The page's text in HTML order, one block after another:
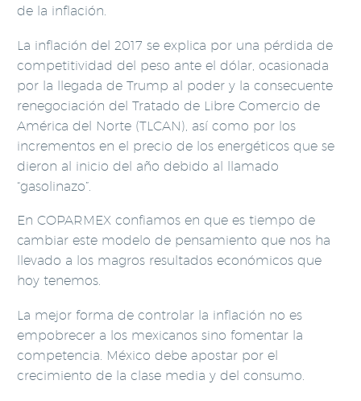
de la inflación.
La inflación del 2017 se explica por una pérdida de
competitividad del peso ante el dólar, ocasionada
por la llegada de Trump al poder y la consecuente
renegociación del Tratado de Libre Comercio de
América del Norte (TLCAN), así como por los
incrementos en el precio de los energéticos que se
dieron al inicio del año debido al llamado
“gasolinazo”.
En COPARMEX confiamos en que es tiempo de
cambiar este modelo de pensamiento que nos ha
llevado a los magros resultados económicos que
hoy tenemos.
La mejor forma de controlar la inflación no es
empobrecer a los mexicanos sino fomentar la
competencia. México debe apostar por el
crecimiento de la clase media y del consumo.